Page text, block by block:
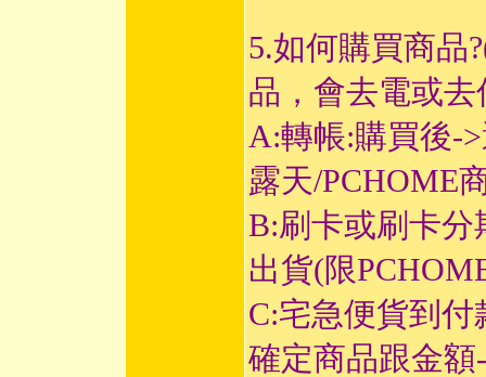
5.如何購買商品
品，會去電或
A:轉帳:購買後-
露天/PCHOME
B:刷卡或刷卡分
出貨(限
C:宅急便貨到
確定商品跟金